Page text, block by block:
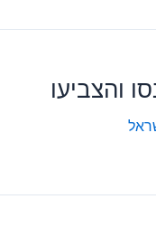
והצביעו